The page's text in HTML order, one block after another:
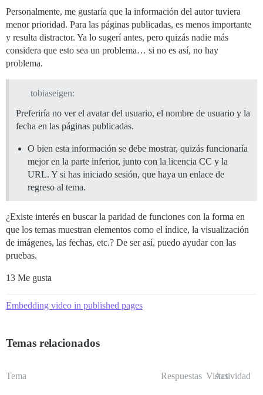
Personalmente, me gustaría que la información del autor tuviera
menor prioridad. Para las páginas publicadas, es menos importante
y resulta distractor. Ya lo sugerí antes, pero quizás nadie más
considera que esto sea un problema… si no es así, no hay
problema.
tobiaseigen:
Preferiría no ver el avatar del usuario, el nombre de usuario y la
fecha en las páginas publicadas.
O bien esta información se debe mostrar, quizás funcionaría
mejor en la parte inferior, junto con la licencia CC y la
URL. Y si has iniciado sesión, que haya un enlace de
regreso al tema.
¿Existe interés en buscar la paridad de funciones con la forma en
que los temas muestran elementos como el índice, la visualización
de imágenes, las fechas, etc.? De ser así, puedo ayudar con las
pruebas.
13 Me gusta
Embedding video in published pages
Temas relacionados
Tema Respuestas Vistas
Actividad